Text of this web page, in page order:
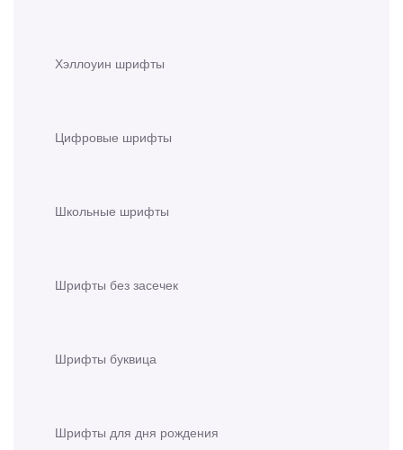
Хэллоуин шрифты
Цифровые шрифты
Школьные шрифты
Шрифты без засечек
Шрифты буквица
Шрифты для дня рождения